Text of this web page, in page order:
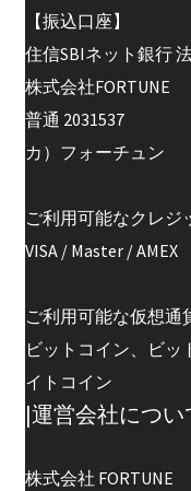
【振込口座】
住信SBIネット銀行
株式会社FORTUNE
普通 2031537
カ）フォーチュン
ご利用可能なクレジ
VISA / Master / AMEX
ご利用可能な仮想通
ビットコイン、ビッ
イトコイン
|運営会社につい
株式会社 FORTUNE